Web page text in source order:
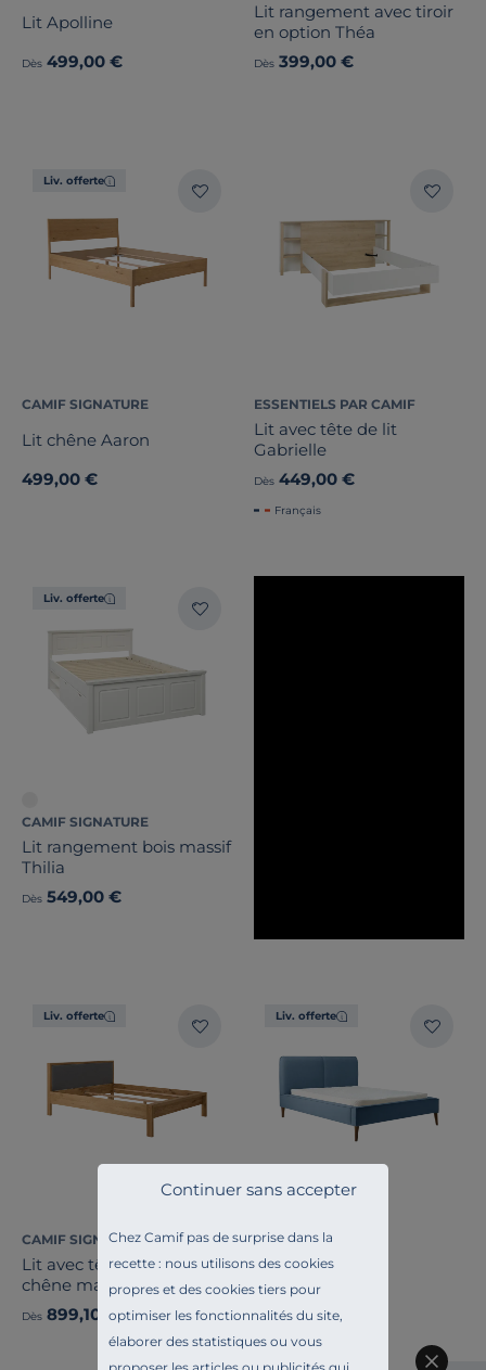
Chez Camif pas de surprise dans la
recette : nous utilisons des cookies
propres et des cookies tiers pour
optimiser les fonctionnalités du site,
élaborer des statistiques ou vous
proposer les articles ou publicités qui
Continuer sans accepter
Lit Apolline
Dès 499,00 €
Lit rangement avec tiroir
en option Théa
Dès 399,00 €
Liv. offerte
CAMIF SIGNATURE
Lit chêne Aaron
499,00 €
ESSENTIELS PAR CAMIF
Lit avec tête de lit
Gabrielle
Dès 449,00 €
Français
Liv. offerte
CAMIF SIGNATURE
Lit rangement bois massif
Thilia
Dès 549,00 €
Liv. offerte
CAMIF SIGNATURE
Lit avec tête de lit en tissu
chêne massif Conor
Dès 899,10 €Ancien prix
999,00 € -10%
Liv. offerte
CAMIF SIGNATURE
Lit tissu Philéas
Dès 549,00 €